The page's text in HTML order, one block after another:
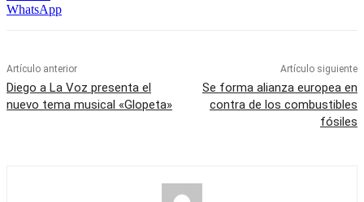
WhatsApp
Artículo anterior
Diego a La Voz presenta el
nuevo tema musical «Glopeta»
Artículo siguiente
Se forma alianza europea en
contra de los combustibles
fósiles